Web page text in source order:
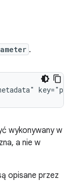
.
wykonywany w
a nie w
opisane przez